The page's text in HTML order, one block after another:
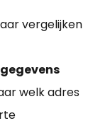
vergelijken
welk adres